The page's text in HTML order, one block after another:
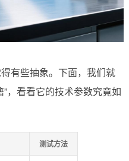
有些抽象。下面，我们就
，看看它的技术参数究竟如
测试方法